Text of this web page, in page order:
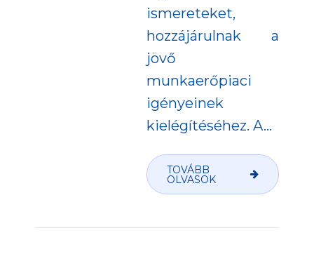
ismereteket,
hozzájárulnak a
jövő
munkaerőpiaci
igényeinek
kielégítéséhez. A...
TOVÁBB
OLVASOK